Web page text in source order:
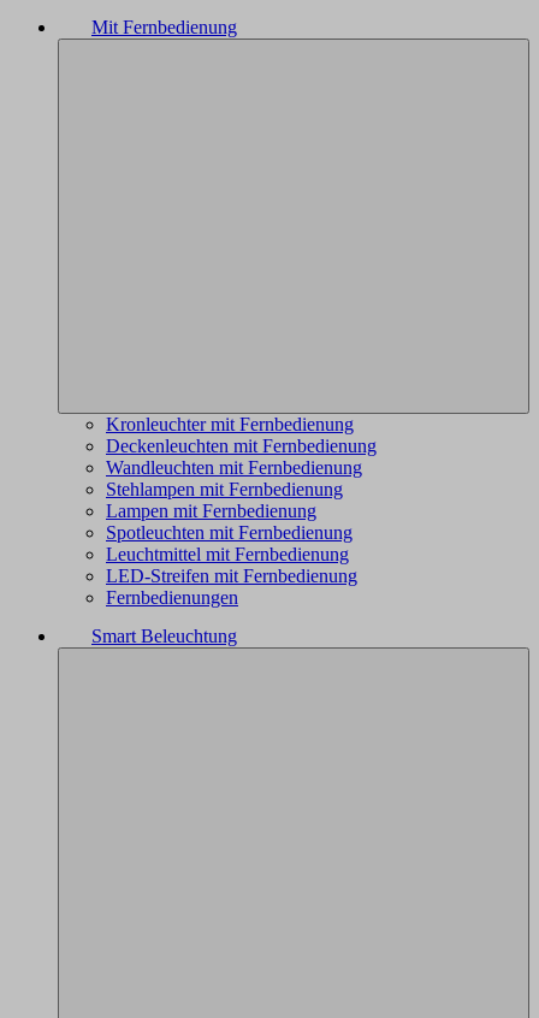
Mit Fernbedienung
Kronleuchter mit Fernbedienung
Deckenleuchten mit Fernbedienung
Wandleuchten mit Fernbedienung
Stehlampen mit Fernbedienung
Lampen mit Fernbedienung
Spotleuchten mit Fernbedienung
Leuchtmittel mit Fernbedienung
LED-Streifen mit Fernbedienung
Fernbedienungen
Smart Beleuchtung